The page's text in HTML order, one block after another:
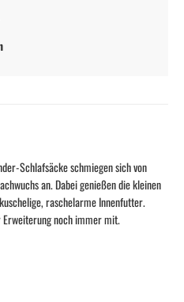
Schlafsäcke schmiegen sich von
an. Dabei genießen die kleinen
raschelarme Innenfutter.
noch immer mit.